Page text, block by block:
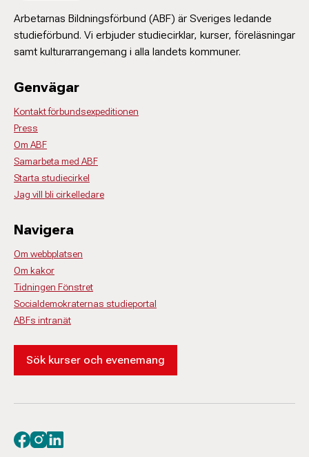
Arbetarnas Bildningsförbund (ABF) är Sveriges ledande
studieförbund. Vi erbjuder studiecirklar, kurser, föreläsningar
samt kulturarrangemang i alla landets kommuner.
Genvägar
Kontakt förbundsexpeditionen
Press
Om ABF
Samarbeta med ABF
Starta studiecirkel
Jag vill bli cirkelledare
Navigera
Om webbplatsen
Om kakor
Tidningen Fönstret
Socialdemokraternas studieportal
ABFs intranät
Sök kurser och evenemang
Besök oss på facebook
Besök oss på instagram
Besök oss på linkedin